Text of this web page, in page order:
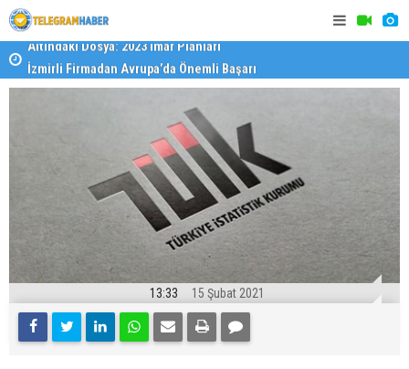
İzmirli Firmadan Avrupa’da Önemli Başarı
Devlet
13:33 15 Şubat 2021